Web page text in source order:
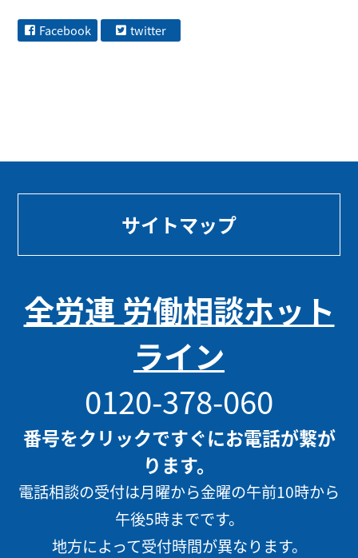
Facebook twitter
サイトマップ
全労連 労働相談ホット
ライン
0120-378-060
番号をクリックですぐにお電話が繋が
ります。
電話相談の受付は月曜から金曜の午前10時から
午後5時までです。
地方によって受付時間が異なります。